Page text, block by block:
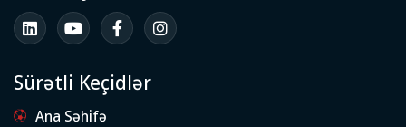
Sürətli Keçidlər
Ana Səhifə